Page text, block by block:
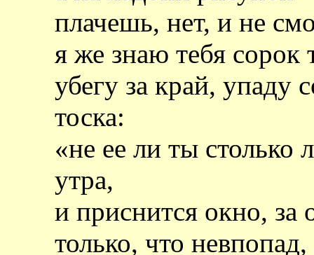
плачешь, нет, и не
я же знаю тебя сорок
убегу за край, упаду
тоска:
«не ее ли ты столько
утра,
и приснится окно, за
только, что невпопад,